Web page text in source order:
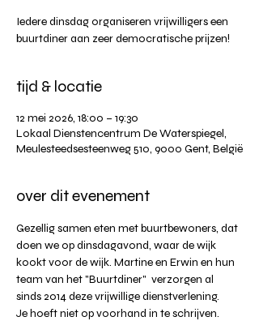
Iedere dinsdag organiseren vrijwilligers een
buurtdiner aan zeer democratische prijzen!
tijd & locatie
12 mei 2026, 18:00 – 19:30
Lokaal Dienstencentrum De Waterspiegel,
Meulesteedsesteenweg 510, 9000 Gent, België
over dit evenement
Gezellig samen eten met buurtbewoners, dat
doen we op dinsdagavond, waar de wijk
kookt voor de wijk. Martine en Erwin en hun
team van het "Buurtdiner"  verzorgen al
sinds 2014 deze vrijwillige dienstverlening.
Je hoeft niet op voorhand in te schrijven.